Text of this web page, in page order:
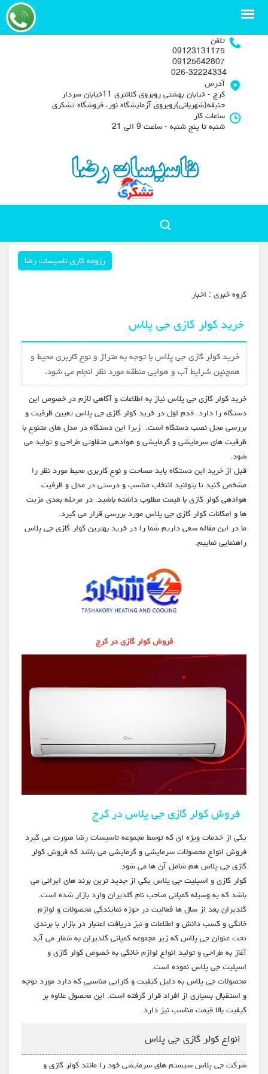
تلفن
09123131175
09125642807
آدرس
کرج - خیابان بهشتی روبروی کلانتری 11خیابان سردار
حنیفه(شهربانی)روبروی آزمایشگاه نور، فروشگاه تشکری
ساعات کار
شنبه تا پنج شنبه - ساعت 9 الی 21
رزومه کاری تاسیسات رضا
گروه خبري : اخبار
خرید کولر گازی جی پلاس
خرید کولر گازی جی پلاس با توجه به متراژ و نوع کاربری محیط و
همچنین شرایط آب و هوایی منطقه مورد نظر انجام می شود.
خرید کولر گازی جی پلاس نیاز به اطلاعات و آگاهی لازم در خصوص این
دستگاه را دارد. قدم اول در خرید کولر گازی جی پلاس تعیین ظرفیت و
بررسی محل نصب دستگاه است. زیرا این دستگاه در مدل های متنوع با
ظرفیت های سرمایشی و گرمایشی و هوادهی متفاوتی طراحی و تولید می
شود.
قبل از خرید این دستگاه باید مساحت و نوع کاربری محیط مورد نظر را
مشخص کنید تا بتوانید انتخاب مناسب و درستی در مدل و ظرفیت
هوادهی کولر گازی با قیمت مطلوب داشته باشید. در مرحله بعدی مزیت
ها و امکانات کولر گازی جی پلاس مورد بررسی قرار می گیرد.
ما در این مقاله سعی داریم شما را در خرید بهترین کولر گازی جی پلاس
راهنمایی نماییم.
فروش کولر گازی در کرج
فروش کولر گازی جی پلاس در کرج
یکی از خدمات ویژه ای که توسط مجموعه تاسیسات رضا صورت می گیرد
فروش انواع محصولات سرمایشی و گرمایشی می باشد که فروش کولر
گازی جی پلاس هم شامل آن ها می شود.
کولر گازی و اسپلیت جی پلاس یکی از جدید ترین برند های ایرانی می
باشد که به وسیله کمپانی صاحب نام گلدیران وارد بازار شده است.
گلدیران بعد از سال ها فعالیت در حوزه نمایندگی محصولات و لوازم
خانگی و کسب دانش و اطلاعات و نیز دریافت اعتبار در بازار با برندی
تحت عنوان جی پلاس که زیر مجموعه کمپانی گلدیران به شمار می آید
آغاز به طراحی و تولید انواع لوازم خانگی به خصوص کولر گازی و
اسپلیت جی پلاس نموده است.
محصولات جی پلاس به دلیل کیفیت و کارایی مناسبی که دارد مورد توجه
و استقبال بسیاری از افراد قرار گرفته است. این محصول علاوه بر
کیفیت بالا قیمت مناسب نیز دارد.
انواع کولر گازی جی پلاس
شرکت جی پلاس سیستم های سرمایشی خود را مانند کولر گازی و